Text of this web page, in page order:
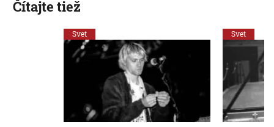
Čítajte tiež
Svet Svet